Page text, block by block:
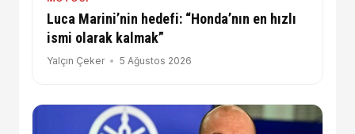
Luca Marini’nin hedefi: “Honda’nın en hızlı
ismi olarak kalmak”
Yalçın Çeker 5 Ağustos 2026